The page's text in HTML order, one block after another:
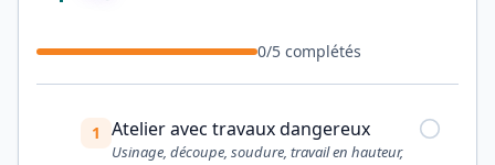
0/5 complétés
1 Atelier avec travaux dangereux
Usinage, découpe, soudure, travail en hauteur,